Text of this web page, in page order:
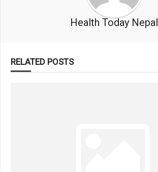
Health Today Nepal
RELATED POSTS